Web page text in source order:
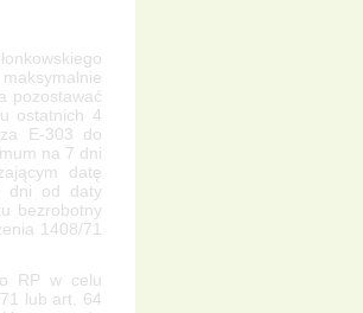
pozostawać
ostatnich 4
E-303 do
na 7 dni
datę
dni od daty
bezrobotny
1408/71
RP w celu
lub art. 64